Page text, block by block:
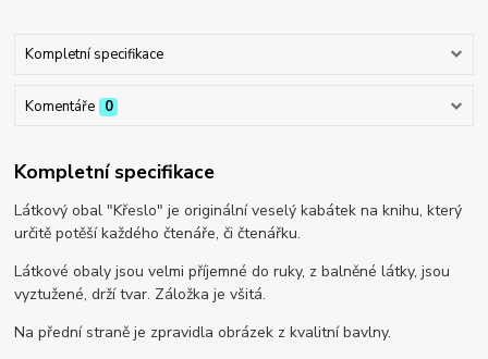
Kompletní specifikace
Komentáře 0
Kompletní specifikace
Látkový obal "Křeslo" je originální veselý kabátek na knihu, který
určitě potěší každého čtenáře, či čtenářku.
Látkové obaly jsou velmi příjemné do ruky, z balněné látky, jsou
vyztužené, drží tvar. Záložka je všitá.
Na přední straně je zpravidla obrázek z kvalitní bavlny.